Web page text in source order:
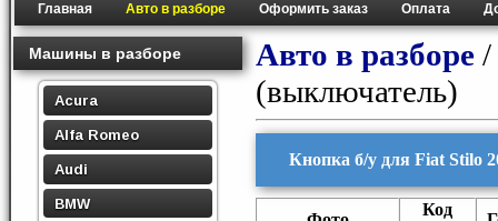
Главная Авто в разборе Оформить заказ Оплата
Машины в разборе
Acura
Alfa Romeo
Audi
BMW
Авто в разборе /
(выключатель)
Кнопка б/у для Fiat Stilo
Код